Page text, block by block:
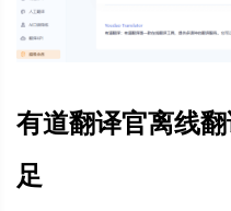
有道翻译官离线
足